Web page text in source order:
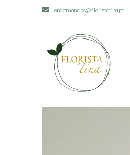
encomendas@floristatina.pt